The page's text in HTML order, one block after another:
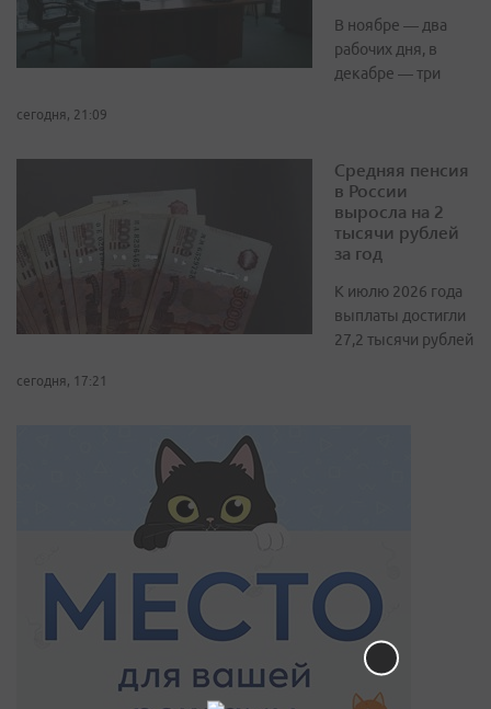
В ноябре — два
рабочих дня, в
декабре — три
сегодня, 21:09
Средняя пенсия
в России
выросла на 2
тысячи рублей
за год
К июлю 2026 года
выплаты достигли
27,2 тысячи рублей
сегодня, 17:21